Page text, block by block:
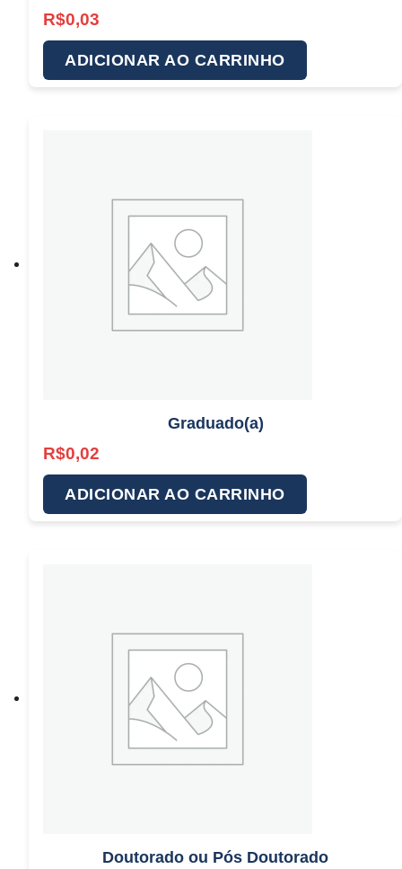
R$0,03
ADICIONAR AO CARRINHO
Graduado(a)
R$0,02
ADICIONAR AO CARRINHO
Doutorado ou Pós Doutorado